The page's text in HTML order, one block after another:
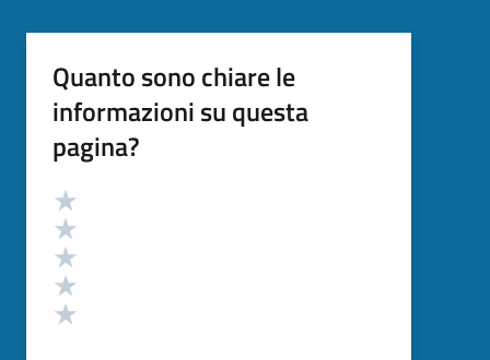
Quanto sono chiare le
informazioni su questa
pagina?
Valutazione